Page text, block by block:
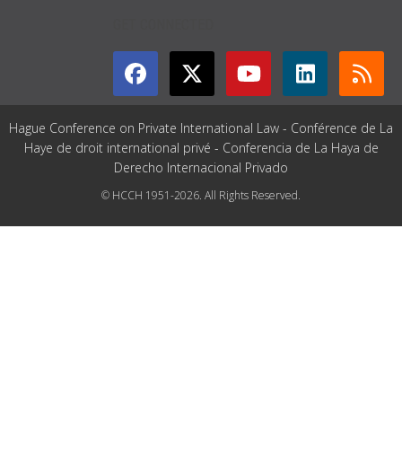
Hague Conference on Private International Law - Conférence de La
Haye de droit international privé - Conferencia de La Haya de
Derecho Internacional Privado
© HCCH 1951-2026. All Rights Reserved.